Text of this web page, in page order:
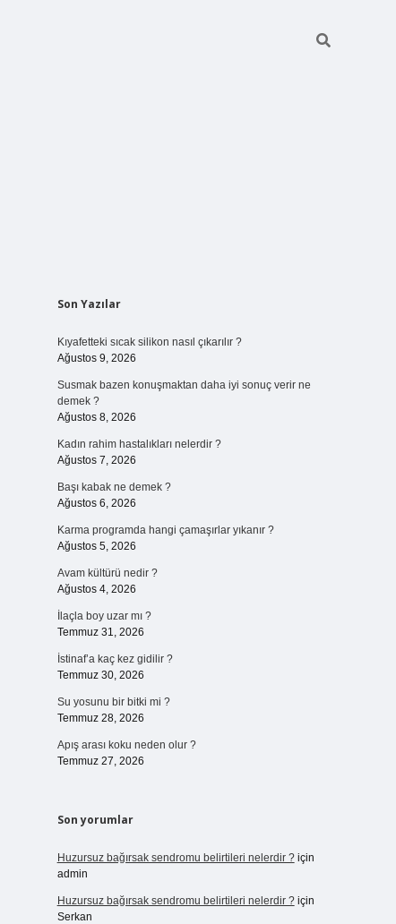
Sidebar
Son Yazılar
Kıyafetteki sıcak silikon nasıl çıkarılır ?
Ağustos 9, 2026
Susmak bazen konuşmaktan daha iyi sonuç verir ne
demek ?
Ağustos 8, 2026
Kadın rahim hastalıkları nelerdir ?
Ağustos 7, 2026
Başı kabak ne demek ?
Ağustos 6, 2026
Karma programda hangi çamaşırlar yıkanır ?
Ağustos 5, 2026
Avam kültürü nedir ?
Ağustos 4, 2026
İlaçla boy uzar mı ?
Temmuz 31, 2026
İstinaf’a kaç kez gidilir ?
Temmuz 30, 2026
Su yosunu bir bitki mi ?
Temmuz 28, 2026
Apış arası koku neden olur ?
Temmuz 27, 2026
Son yorumlar
Huzursuz bağırsak sendromu belirtileri nelerdir ?için
admin
Huzursuz bağırsak sendromu belirtileri nelerdir ?için
Serkan